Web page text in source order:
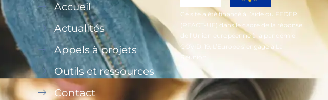
Accueil
Actualités
Appels à projets
Outils et ressources
Contact
Ce site a été financé à l’aide du FEDER
(REACT-UE) dans le cadre de la réponse
de l’Union européenne à la pandémie
COVID-19, L’Europe s’engage à La
Réunion.